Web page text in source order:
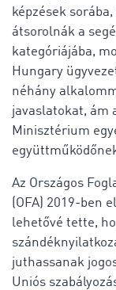
képzések
átsorolnák a
kategóriájába,
Hungary
néhány
javaslatokat, ám
Minisztérium
Az Országos
(OFA) 2019-ben
lehetővé tette,
juthassanak
Uniós